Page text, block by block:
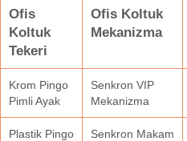
Ofis
Koltuk
Tekeri
Ofis Koltuk
Mekanizma
Krom Pingo
Pimli Ayak
Senkron VIP
Mekanizma
Plastik Pingo
Senkron Makam